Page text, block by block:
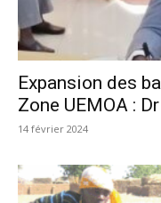
Expansion des
Zone UEMOA :
14 février 2024